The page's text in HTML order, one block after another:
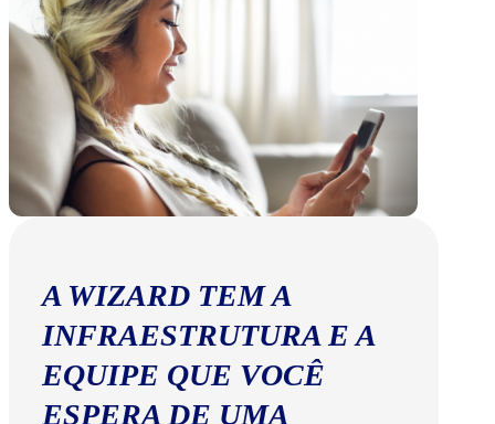
A WIZARD TEM A
INFRAESTRUTURA E A
EQUIPE QUE VOCÊ
ESPERA DE UMA